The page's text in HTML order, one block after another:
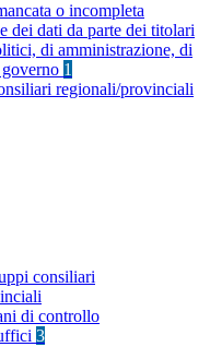
o incompleta
dei dati da parte dei titolari
di amministrazione, di
1
regionali/provinciali
consiliari
di controllo
3